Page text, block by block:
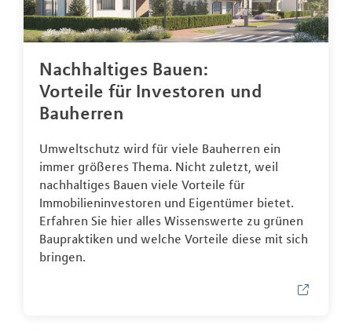
Nachhaltiges Bauen:
Vorteile für Investoren und
Bauherren
Umweltschutz wird für viele Bauherren ein
immer größeres Thema. Nicht zuletzt, weil
nachhaltiges Bauen viele Vorteile für
Immobilieninvestoren und Eigentümer bietet.
Erfahren Sie hier alles Wissenswerte zu grünen
Baupraktiken und welche Vorteile diese mit sich
bringen.